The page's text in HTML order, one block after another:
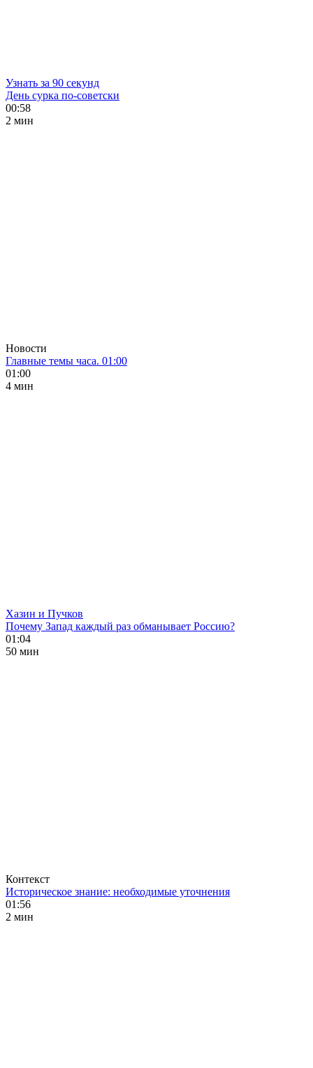
Узнать за 90 секунд
День сурка по-советски
00:58
2 мин
Новости
Главные темы часа. 01:00
01:00
4 мин
Хазин и Пучков
Почему Запад каждый раз обманывает Россию?
01:04
50 мин
Контекст
Историческое знание: необходимые уточнения
01:56
2 мин